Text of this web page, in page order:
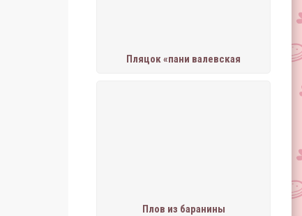
Пляцок «пани валевская
Плов из баранины